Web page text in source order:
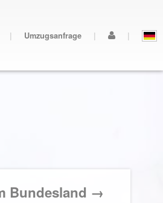
| Umzugsanfrage | |
Bundesland →